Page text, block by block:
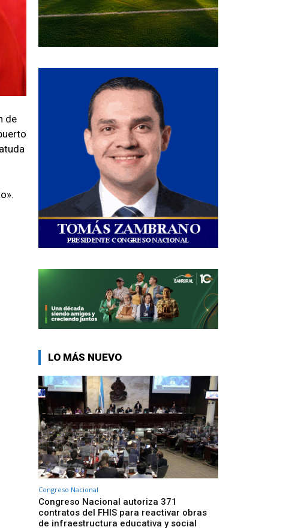
de
LO MÁS NUEVO
Congreso Nacional
Congreso Nacional autoriza 371
contratos del FHIS para reactivar obras
de infraestructura educativa y social